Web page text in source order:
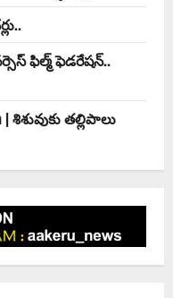
ఫిల్మ్ ఫెడరేషన్..
| శిశువుకు తల్లిపాలు